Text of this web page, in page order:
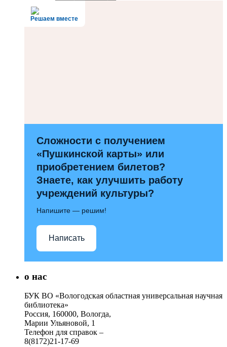
Решаем вместе
Сложности с получением
«Пушкинской карты» или
приобретением билетов?
Знаете, как улучшить работу
учреждений культуры?
Напишите — решим!
Написать
о нас
БУК ВО «Вологодская областная универсальная научная
библиотека»
Россия, 160000, Вологда,
Марии Ульяновой, 1
Телефон для справок –
8(8172)21-17-69